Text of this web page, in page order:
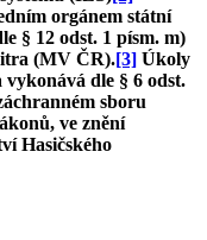
orgánem státní
§ 12 odst. 1 písm. m)
(MV ČR).[3] Úkoly
dle § 6 odst.
sboru
ve znění
Hasičského